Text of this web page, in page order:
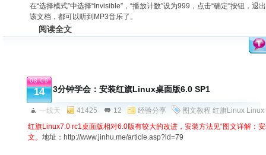
在“选择模式”中选择“Invisible”，“播放计数”设为999，点击“确定”按钮，退
该文档，都可以听到MP3音乐了。
阅读全文
08-09
14 3分钟学会：安装红旗Linux桌面版6.0 SP1
一线天 41425 12 经验分享 图文教程 红旗Linux Linux
红旗Linux7.0 rc1桌面版相对6.0版有较大的改进，安装方法见“图文详解：
文。 地址： http://www.jinhu.me/article.asp?id=79